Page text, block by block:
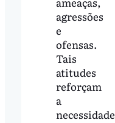
agressões
e
ofensas.
Tais
atitudes
reforçam
a
necessidade